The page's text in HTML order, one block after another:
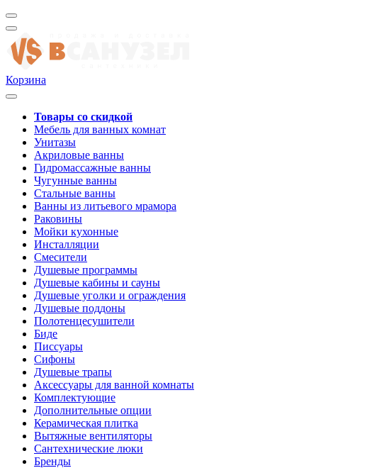
Корзина
Товары со скидкой
Мебель для ванных комнат
Унитазы
Акриловые ванны
Гидромассажные ванны
Чугунные ванны
Стальные ванны
Ванны из литьевого мрамора
Раковины
Мойки кухонные
Инсталляции
Смесители
Душевые программы
Душевые кабины и сауны
Душевые уголки и ограждения
Душевые поддоны
Полотенцесушители
Биде
Писсуары
Сифоны
Душевые трапы
Аксессуары для ванной комнаты
Комплектующие
Дополнительные опции
Керамическая плитка
Вытяжные вентиляторы
Сантехнические люки
Бренды